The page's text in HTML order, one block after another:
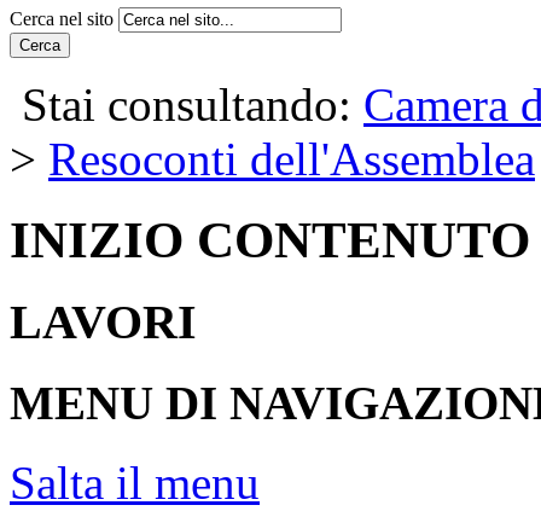
Cerca nel sito
Cerca
Stai consultando: Camera
> Resoconti dell'Assemblea
INIZIO CONTENUTO
LAVORI
MENU DI
Salta il menu